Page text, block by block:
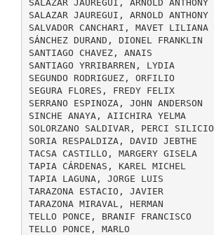
SALAZAR JAUREGUI, ARNOLD ANTHONY
SALAZAR JAUREGUI, ARNOLD ANTHONY
SALVADOR CANCHARI, MAVET LILIANA
SÁNCHEZ DURAND, DIONEL FRANKLIN
SANTIAGO CHAVEZ, ANAIS
SANTIAGO YRRIBARREN, LYDIA
SEGUNDO RODRIGUEZ, ORFILIO
SEGURA FLORES, FREDY FELIX
SERRANO ESPINOZA, JOHN ANDERSON
SINCHE ANAYA, AIICHIRA YELMA
SOLORZANO SALDIVAR, PERCI SILICIO
SORIA RESPALDIZA, DAVID JEBTHE
TACSA CASTILLO, MARGERY GISELA
TAPIA CÁRDENAS, KAREL MICHEL
TAPIA LAGUNA, JORGE LUIS
TARAZONA ESTACIO, JAVIER
TARAZONA MIRAVAL, HERMAN
TELLO PONCE, BRANIF FRANCISCO
TELLO PONCE, MARLO